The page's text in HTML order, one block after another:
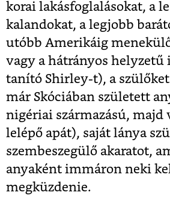
korai lakásfoglalásokat, a
kalandokat, a legjobb
utóbb Amerikáig
vagy a hátrányos helyzetű
tanító Shirley-t), a
már Skóciában született
nigériai származású, majd
lelépő apát), saját lánya
szembeszegülő akaratot,
anyaként immáron neki
megküzdenie.